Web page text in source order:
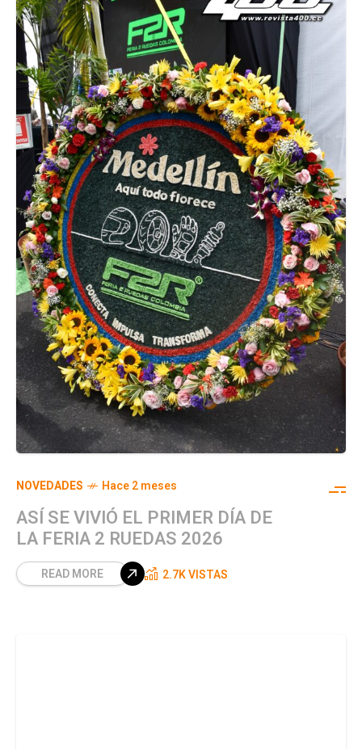
NOVEDADES Hace 2 meses
ASÍ SE VIVIÓ EL PRIMER DÍA DE
LA FERIA 2 RUEDAS 2026
READ MORE 2.7K VISTAS